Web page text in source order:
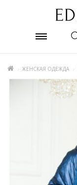
ЖЕНСКАЯ ОДЕЖДА